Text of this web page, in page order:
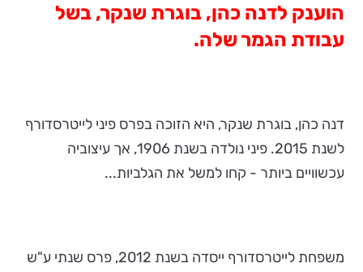
הוענק לדנה כהן, בוגרת שנקר, בשל
עבודת הגמר שלה.
דנה כהן, בוגרת שנקר, היא הזוכה בפרס פיני לייטרסדורף
לשנת 2015. פיני נולדה בשנת 1906, אך עיצוביה
עכשוויים ביותר - קחו למשל את הגלביות...
משפחת לייטרסדורף ייסדה בשנת 2012, פרס שנתי ע"ש